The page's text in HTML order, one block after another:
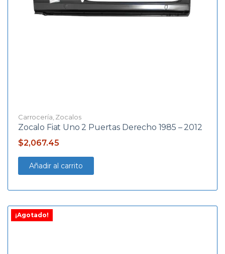
Carrocería Zocalos
Zocalo Fiat Uno 2 Puertas Derecho 1985 – 2012
$2,067.45
Añadir al carrito
¡Agotado!